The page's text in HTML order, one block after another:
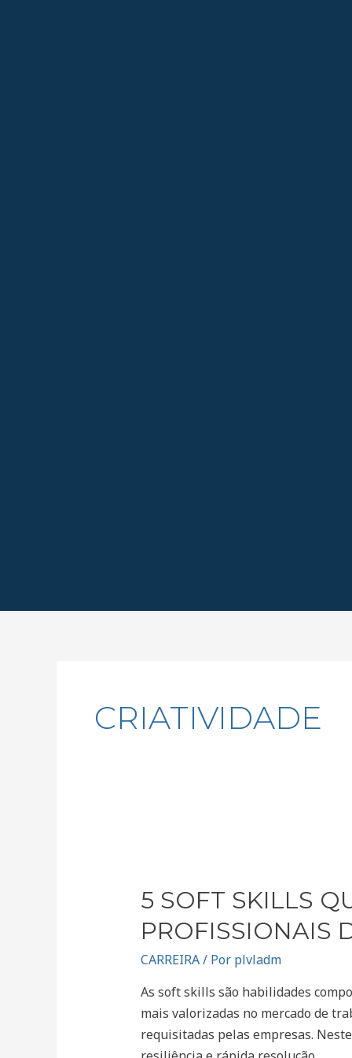
CRIATIVIDADE
5 SOFT SKILLS
PROFISSIONAIS
CARREIRA/ Por plvladm
As soft skills são habilidades
mais valorizadas no mercado de
requisitadas pelas empresas.
skills
que
são
altamente